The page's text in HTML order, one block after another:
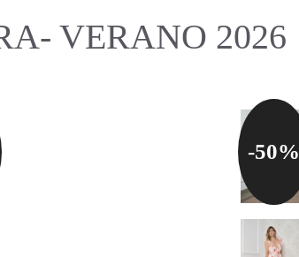
VERANO 2026
-50%